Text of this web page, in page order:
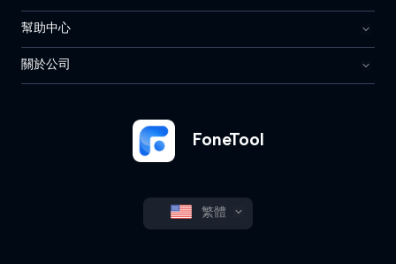
FoneTool
繁體
幫助中心
關於公司